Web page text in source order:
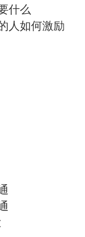
什么
人如何激励